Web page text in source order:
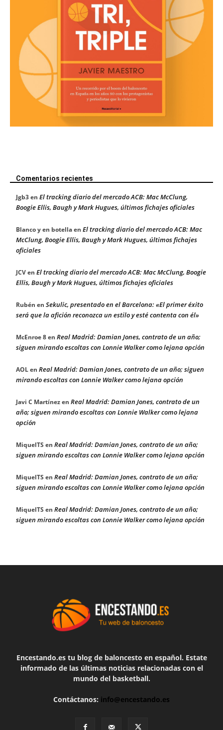
Comentarios recientes
Jgb3en El tracking diario del mercado ACB: Mac McClung,
Boogie Ellis, Baugh y Mark Hugues, últimos fichajes oficiales
Blanco y en botellaen El tracking diario del mercado ACB: Mac
McClung, Boogie Ellis, Baugh y Mark Hugues, últimos fichajes
oficiales
JCVen El tracking diario del mercado ACB: Mac McClung, Boogie
Ellis, Baugh y Mark Hugues, últimos fichajes oficiales
Rubén en Sekulic, presentado en el Barcelona: «El primer éxito
será que la afición reconozca un estilo y esté contenta con él»
McEnroe 8en Real Madrid: Damian Jones, contrato de un año;
siguen mirando escoltas con Lonnie Walker como lejana opción
AOLen Real Madrid: Damian Jones, contrato de un año; siguen
mirando escoltas con Lonnie Walker como lejana opción
Javi C Martínezen Real Madrid: Damian Jones, contrato de un
año; siguen mirando escoltas con Lonnie Walker como lejana
opción
MiquelTS en Real Madrid: Damian Jones, contrato de un año;
siguen mirando escoltas con Lonnie Walker como lejana opción
MiquelTS en Real Madrid: Damian Jones, contrato de un año;
siguen mirando escoltas con Lonnie Walker como lejana opción
MiquelTS en Real Madrid: Damian Jones, contrato de un año;
siguen mirando escoltas con Lonnie Walker como lejana opción
Encestando.es tu blog de baloncesto en español. Estate
informado de las últimas noticias relacionadas con el
mundo del basketball.
Contáctanos: info@encestando.es